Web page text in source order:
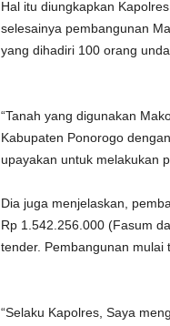
Hal itu diungkapkan
selesainya pembangunan
yang dihadiri 100 orang
“Tanah yang digunakan
Kabupaten Ponorogo
upayakan untuk melakukan
Dia juga menjelaskan,
Rp 1.542.256.000 (Fasum
tender. Pembangunan mulai
“Selaku Kapolres, Saya